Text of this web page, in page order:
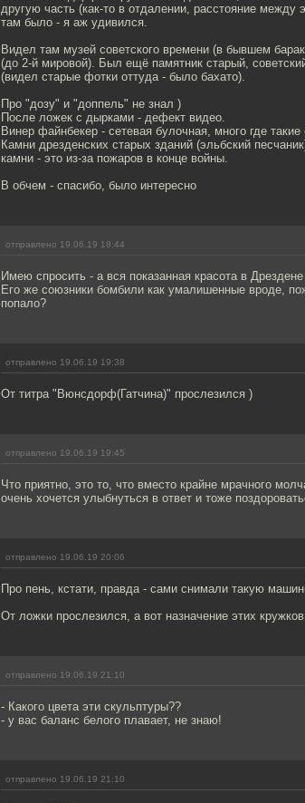
другую часть (как-то в отдалении, расстояние
там было - я аж удивился.
Видел там музей советского времени (в бывшем
(до 2-й мировой). Был ещё памятник старый,
(видел старые фотки оттуда - было бахато).
Про "дозу" и "доппель" не знал )
После ложек с дырками - дефект видео.
Винер файнбекер - сетевая булочная, много где
Камни дрезденских старых зданий (эльбский
камни - это из-за пожаров в конце войны.
В обчем - спасибо, было интересно
отправлено 19.06.19 18:44
Имею спросить - а вся показанная красота в
Его же союзники бомбили как умалишенные вроде,
попало?
отправлено 19.06.19 19:38
От титра "Вюнсдорф(Гатчина)" прослезился )
отправлено 19.06.19 19:45
Что приятно, это то, что вместо крайне мрачного
очень хочется улыбнуться в ответ и тоже
отправлено 19.06.19 20:06
Про пень, кстати, правда - сами снимали такую
От ложки прослезился, а вот назначение этих
отправлено 19.06.19 21:10
- Какого цвета эти скульптуры??
- у вас баланс белого плавает, не знаю!
отправлено 19.06.19 21:10